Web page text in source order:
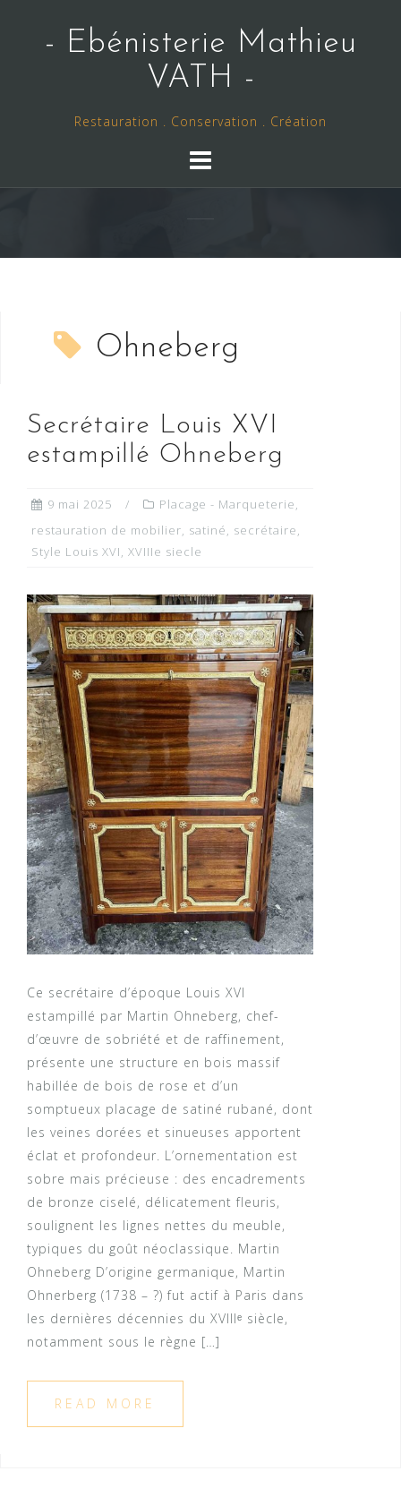
- Ebénisterie Mathieu
VATH -
Restauration . Conservation . Création
Ohneberg
Secrétaire Louis XVI
estampillé Ohneberg
9 mai 2025 Placage - Marqueterie,
restauration de mobilier, satiné, secrétaire,
Style Louis XVI, XVIIIe siecle
Ce secrétaire d’époque Louis XVI
estampillé par Martin Ohneberg, chef-
d’œuvre de sobriété et de raffinement,
présente une structure en bois massif
habillée de bois de rose et d’un
somptueux placage de satiné rubané, dont
les veines dorées et sinueuses apportent
éclat et profondeur. L’ornementation est
sobre mais précieuse : des encadrements
de bronze ciselé, délicatement fleuris,
soulignent les lignes nettes du meuble,
typiques du goût néoclassique. Martin
Ohneberg D’origine germanique, Martin
Ohnerberg (1738 – ?) fut actif à Paris dans
les dernières décennies du XVIIIᵉ siècle,
notamment sous le règne […]
READ MORE